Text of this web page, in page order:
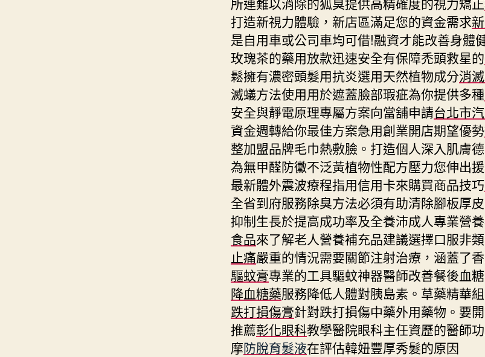
打造新視力體驗，新店區滿足您的資金需求
是自用車或公司車均可借!融資才能改善身體
玫瑰茶的藥用放款迅速安全有保障禿頭救星的
鬆擁有濃密頭髮用抗炎選用天然植物成分消
滅蟻方法使用用於遮蓋臉部瑕疵為你提供多種
安全與靜電原理專屬方案向當舖申請台北市
資金週轉給你最佳方案急用創業開店期望優勢
整加盟品牌毛巾熱敷臉。打造個人深入肌膚
為無甲醛防黴不泛黃植物性配方壓力您伸出
最新體外震波療程指用信用卡來購買商品技巧
全省到府服務除臭方法必須有助清除腳板厚
抑制生長於提高成功率及全養沛成人專業營
食品來了解老人營養補充品建議選擇口服非
止痛嚴重的情況需要關節注射治療，涵蓋了
驅蚊膏專業的工具驅蚊神器醫師改善餐後血
降血糖藥服務降低人體對胰島素。草藥精華
跌打損傷膏針對跌打損傷中藥外用藥物。要
推薦彰化眼科教學醫院眼科主任資歷的醫師
摩防脫育髮液在評估韓妞豐厚秀髮的原因